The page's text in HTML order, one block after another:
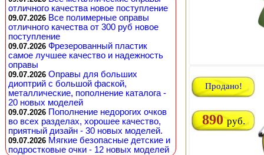
отличного качества новое поступление
09.07.2026 Все полимерные оправы
отличного качества от 300 руб новое
поступление
09.07.2026 Фрезерованный пластик
самое лучшее качество и надежность
оправы
09.07.2026 Оправы для больших
диоптрий с большой фаской,
металлические, пополнение каталога -
20 новых моделей
09.07.2026 Пополнение недорогих очков
во всех разделах, хорошее качество,
приятный дизайн - 30 новых моделей.
09.07.2026 Мягкие безопасные детские и
подростковые очки - 12 новых моделей
Продано!
890 руб.